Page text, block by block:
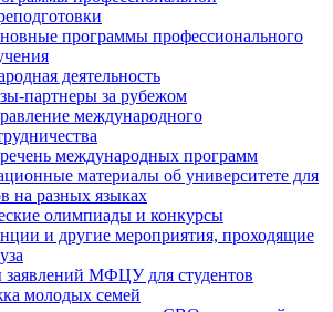
программы профессионального
деятельность
партнеры за рубежом
международного
международных программ
материалы об университете для
на разных языках
олимпиады и конкурсы
и другие мероприятия, проходящие
заявлений МФЦУ для студентов
молодых семей